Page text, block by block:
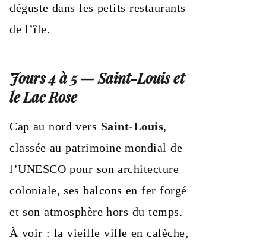
déguste dans les petits restaurants
de l’île.
Jours 4 à 5 — Saint-Louis et
le Lac Rose
Cap au nord vers Saint-Louis,
classée au patrimoine mondial de
l’UNESCO pour son architecture
coloniale, ses balcons en fer forgé
et son atmosphère hors du temps.
À voir : la vieille ville en calèche,